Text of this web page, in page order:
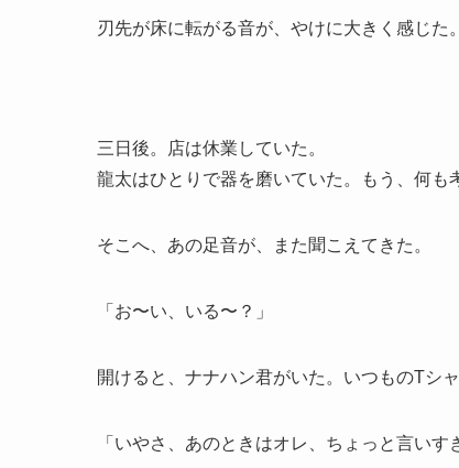
刃先が床に転がる音が、やけに大きく感じた。
三日後。店は休業していた。
龍太はひとりで器を磨いていた。もう、何も
そこへ、あの足音が、また聞こえてきた。
「お〜い、いる〜？」
開けると、ナナハン君がいた。いつものTシ
「いやさ、あのときはオレ、ちょっと言いす